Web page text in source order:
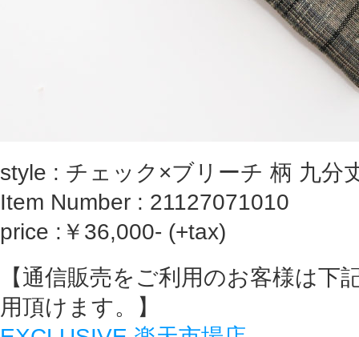
style : チェック×ブリーチ 柄 九分
Item Number : 21127071010
price :￥36,000- (+tax)
【通信販売をご利用のお客様は下
用頂けます。】